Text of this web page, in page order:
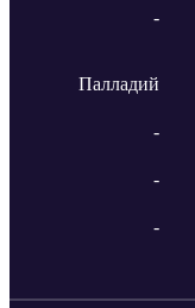
-
Палладий
-
-
-